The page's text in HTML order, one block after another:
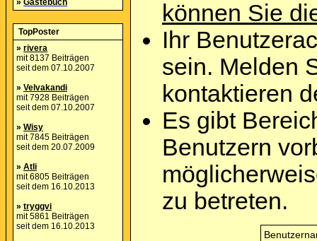
» Gästebuch
TopPoster
» rivera
mit 8137 Beiträgen
seit dem 07.10.2007
» Velvakandi
mit 7928 Beiträgen
seit dem 07.10.2007
» Wisy
mit 7845 Beiträgen
seit dem 20.07.2009
» Atli
mit 6805 Beiträgen
seit dem 16.10.2013
» tryggvi
mit 5861 Beiträgen
seit dem 16.10.2013
können Sie
Ihr
sein. Melden
kontaktieren
Es gibt
Benutzern
zu betreten.